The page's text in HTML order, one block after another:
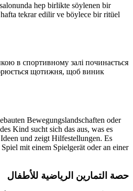
hep birlikte söylenen bir
hafta tekrar edilir ve böylece bir ritüel
в спортивному залі починається
щотижня, щоб виник
Bewegungslandschaften oder
Kind sucht sich das aus, was es
und zeigt Hilfestellungen. Es
mit einem Spielgerät oder an einer
حصة التمارين الرياضية للأطفال